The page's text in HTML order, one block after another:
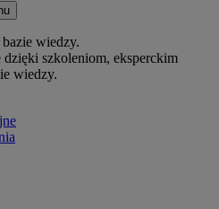
wiedzy.
dzięki szkoleniom, eksperckim
wiedzy.